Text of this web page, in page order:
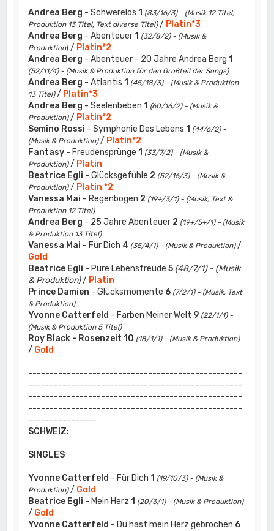
Andrea Berg - Schwerelos 1 (83/16/3) - (Musik 12 Titel,
Produktion 13 Titel, Text diverse Titel)/ Platin*3
Andrea Berg - Abenteuer 1 (32/8/2) - (Musik &
Produktion) / Platin*2
Andrea Berg - Abenteuer - 20 Jahre Andrea Berg 1
(52/11/4) - (Musik & Produktion für den Großteil der Songs)
Andrea Berg - Atlantis 1 (45/18/3) - (Musik & Produktion
13 Titel)/ Platin*3
Andrea Berg - Seelenbeben 1 (60/16/2) - (Musik &
Produktion)/ Platin*2
Semino Rossi - Symphonie Des Lebens 1 (44/6/2) -
(Musik & Produktion)/ Platin*2
Fantasy - Freudensprünge 1 (33/7/2) - (Musik &
Produktion)/ Platin
Beatrice Egli - Glücksgefühle 2 (52/16/3) - (Musik &
Produktion)/ Platin *2
Vanessa Mai - Regenbogen 2 (19+/3/1) - (Musik, Text &
Produktion 12 Titel)
Andrea Berg - 25 Jahre Abenteuer 2 (19+/5+/1) - (Musik
& Produktion 13 Titel)
Vanessa Mai - Für Dich 4 (35/4/1) - (Musik & Produktion)/
Gold
Beatrice Egli - Pure Lebensfreude5 (48/7/1) - (Musik
& Produktion)/ Platin
Prince Damien - Glücksmomente 6 (7/2/1) - (Musik, Text
& Produktion)
Yvonne Catterfeld - Farben Meiner Welt 9 (22/1/1) -
(Musik & Produktion 5 Titel)
Roy Black - Rosenzeit 10 (18/1/1) - (Musik & Produktion)
/ Gold
--------------------------------------------------
--------------------------------------------------
--------------------------------------------------
--------------------------------------------------
----------------
SCHWEIZ:
SINGLES
Yvonne Catterfeld - Für Dich 1 (19/10/3) - (Musik &
Produktion)/ Gold
Beatrice Egli - Mein Herz 1 (20/3/1) - (Musik & Produktion)
/ Gold
Yvonne Catterfeld - Du hast mein Herz gebrochen 6